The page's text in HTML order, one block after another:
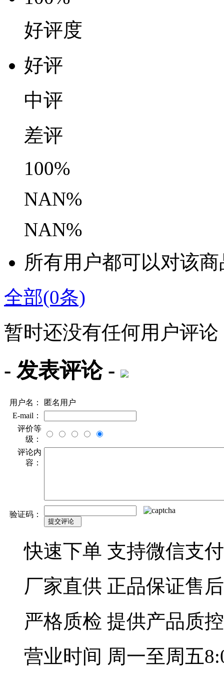
好评度
好评
中评
差评
100%
NAN%
NAN%
所有用户都可以对该商
全部(0条)
暂时还没有任何用户评论
- 发表评论 -
用户名：
匿名用户
E-mail：
评价等
级：
评论内
容：
验证码：
快速下单 支持微信支付
厂家直供 正品保证售
严格质检 提供产品质
营业时间 周一至周五